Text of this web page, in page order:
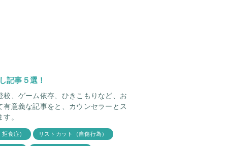
記事５選！
、ゲーム依存、ひきこもりなど、お
意義な記事をと、カウンセラーとス
。
食症） リストカット（自傷行為）